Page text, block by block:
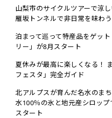
山梨市のサイクルツアーで涼
雁坂トンネルで非日常を味わう
泊まって巡って特産品をゲッ
リー」が8月スタート
夏休みが最高に楽しくなる！
フェスタ」完全ガイド
北アルプスが育んだ名水のま
水100％の氷と地元産シロッ
スタート